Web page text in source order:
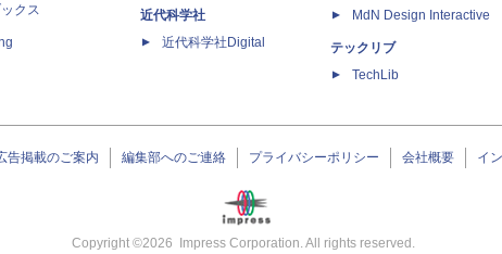
クス
近代科学社
近代科学社Digital
MdN Design Interactive
テックリブ
TechLib
告掲載のご案内 編集部へのご連絡 プライバシーポリシー 会社概要 イ
Copyright ©2026 Impress Corporation. All rights reserved.